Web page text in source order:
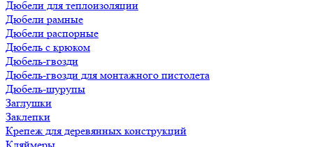
Дюбели для теплоизоляции
Дюбели рамные
Дюбели распорные
Дюбель с крюком
Дюбель-гвозди
Дюбель-гвозди для монтажного пистолета
Дюбель-шурупы
Заглушки
Заклепки
Крепеж для деревянных конструкций